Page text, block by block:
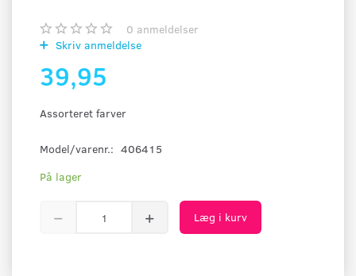
0 anmeldelser
Skriv anmeldelse
39,95
Assorteret farver
Model/varenr.: 406415
På lager
Læg i kurv